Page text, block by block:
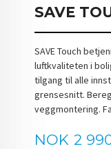
SAVE
SAVE Touch
luftkvaliteten i
tilgang til alle
grensesnitt.
veggmontering.
Pris
NOK 2